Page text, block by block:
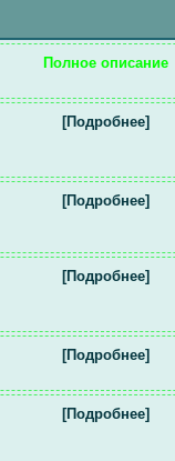
Полное описание
[Подробнее]
[Подробнее]
[Подробнее]
[Подробнее]
[Подробнее]